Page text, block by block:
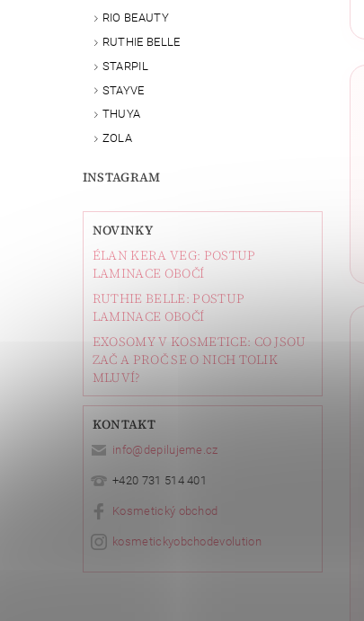
RIO BEAUTY
RUTHIE BELLE
STARPIL
STAYVE
THUYA
ZOLA
INSTAGRAM
NOVINKY
ÉLAN KERA VEG: POSTUP
LAMINACE OBOČÍ
RUTHIE BELLE: POSTUP
LAMINACE OBOČÍ
EXOSOMY V KOSMETICE: CO JSOU
ZAČ A PROČ SE O NICH TOLIK
MLUVÍ?
KONTAKT
info@ depilujeme.cz
+420 731 514 401
Kosmetický obchod
kosmetickyobchodevolution